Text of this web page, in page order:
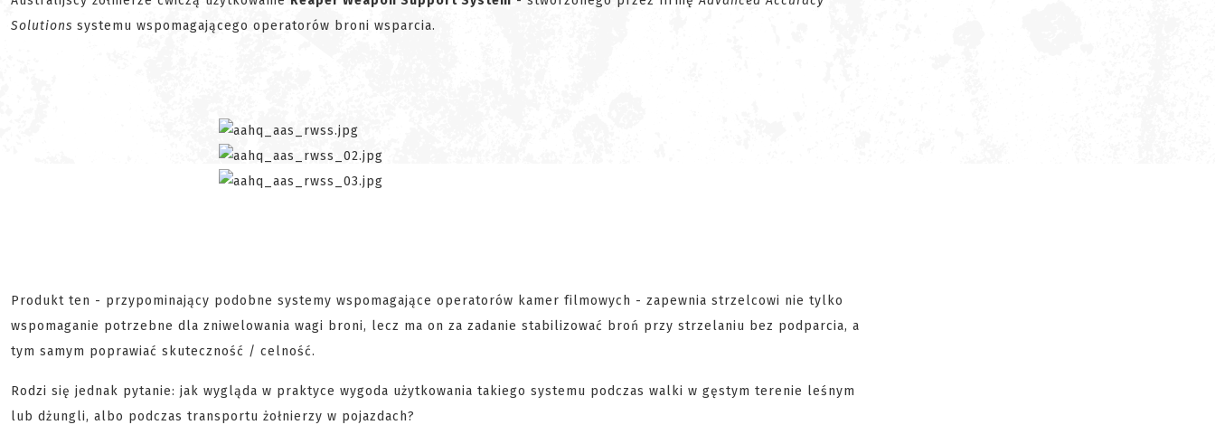
Solutions systemu wspomagającego operatorów broni wsparcia.
Produkt ten - przypominający podobne systemy wspomagające operatorów kamer filmowych - zapewnia strzelcowi nie tylko
wspomaganie potrzebne dla zniwelowania wagi broni, lecz ma on za zadanie stabilizować broń przy strzelaniu bez podparcia, a
tym samym poprawiać skuteczność / celność.
Rodzi się jednak pytanie: jak wygląda w praktyce wygoda użytkowania takiego systemu podczas walki w gęstym terenie leśnym
lub dżungli, albo podczas transportu żołnierzy w pojazdach?